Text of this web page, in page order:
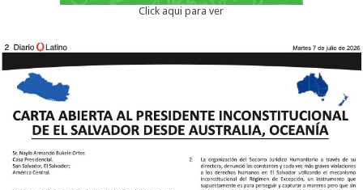
Click aqui para ver